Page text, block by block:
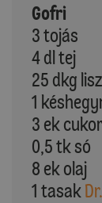
Gofri
3 tojás
4 dl tej
25 dkg
1
3 ek cukor
0,5 tk só
8 ek olaj
1 tasak